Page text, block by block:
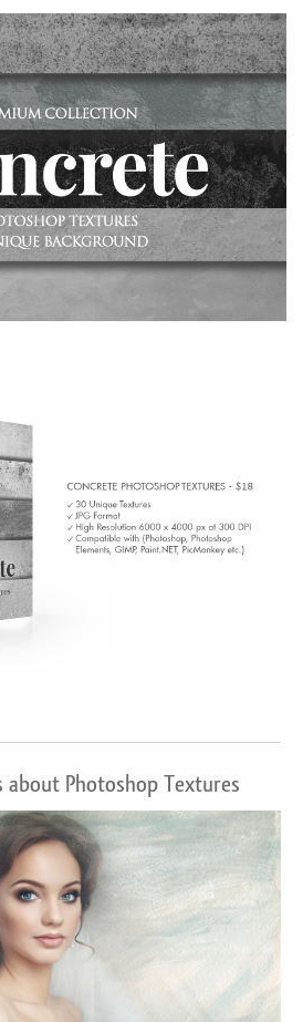
าวน์โหลดฟรี
about Photoshop Textures